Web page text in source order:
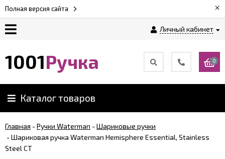
Полная версия сайта ×
Личный кабинет
Возврат
1001Ручка 0
Каталог товаров
Главная -Ручки Waterman -Шариковые ручки
-Шариковая ручка Waterman Hemisphere Essential, Stainless
Steel CT